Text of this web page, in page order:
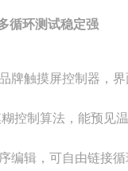
循环测试稳定强
牌触摸屏控制器，界
控制算法，能预见
编辑，可自由链接